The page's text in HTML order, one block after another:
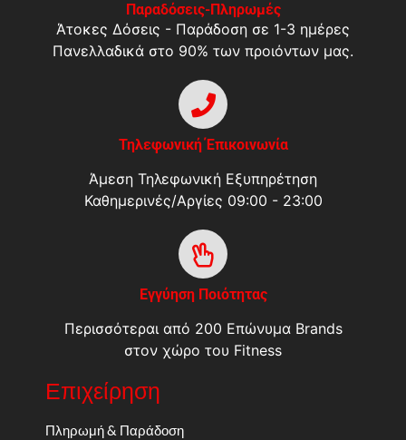
Παραδόσεις-Πληρωμές
Άτοκες Δόσεις - Παράδοση σε 1-3 ημέρες
Πανελλαδικά στο 90% των προιόντων μας.
Τηλεφωνική Έπικοινωνία
Άμεση Τηλεφωνική Εξυπηρέτηση
Καθημερινές/Αργίες 09:00 - 23:00
Εγγύηση Ποιότητας
Περισσότεραι από 200 Επώνυμα Brands
στον χώρο του Fitness
Επιχείρηση
Πληρωμή & Παράδοση